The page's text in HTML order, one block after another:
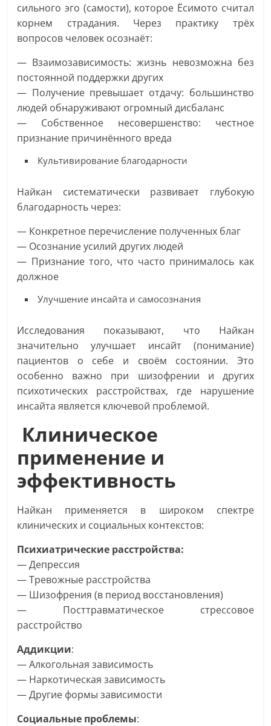
сильного эго (самости), которое Ёсимото считал
корнем страдания. Через практику трёх
вопросов человек осознаёт:
— Взаимозависимость: жизнь невозможна без
постоянной поддержки других
— Получение превышает отдачу: большинство
людей обнаруживают огромный дисбаланс
— Собственное несовершенство: честное
признание причинённого вреда
Культивирование благодарности
Найкан систематически развивает глубокую
благодарность через:
— Конкретное перечисление полученных благ
— Осознание усилий других людей
— Признание того, что часто принималось как
должное
Улучшение инсайта и самосознания
Исследования показывают, что Найкан
значительно улучшает инсайт (понимание)
пациентов о себе и своём состоянии. Это
особенно важно при шизофрении и других
психотических расстройствах, где нарушение
инсайта является ключевой проблемой.
Клиническое
применение и
эффективность
Найкан применяется в широком спектре
клинических и социальных контекстов:
Психиатрические расстройства:
— Депрессия
— Тревожные расстройства
— Шизофрения (в период восстановления)
— Посттравматическое стрессовое
расстройство
Аддикции:
— Алкогольная зависимость
— Наркотическая зависимость
— Другие формы зависимости
Социальные проблемы: